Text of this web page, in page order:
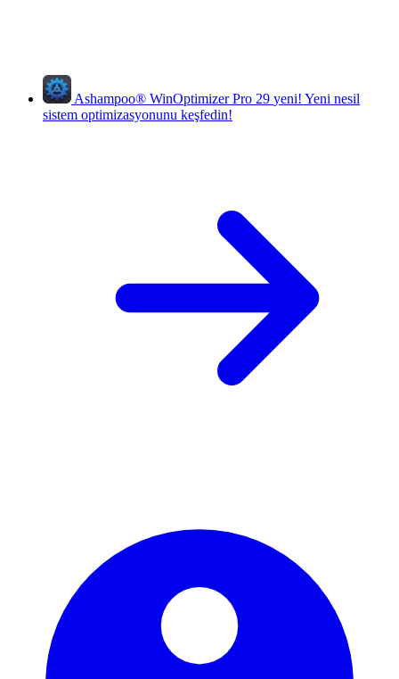
Ashampoo® WinOptimizer Pro 29 yeni! Yeni nesil
sistem optimizasyonunu keşfedin!